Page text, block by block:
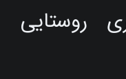
روستایی